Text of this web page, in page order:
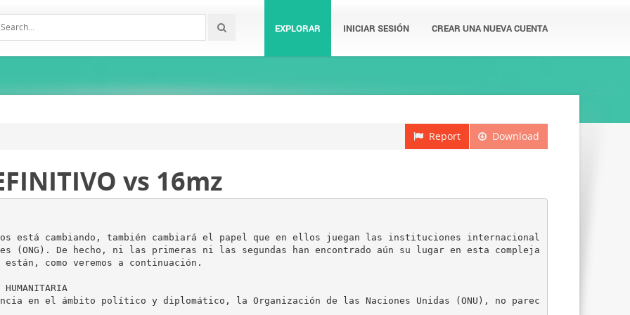
EXPLORAR INICIAR SESIÓN CREAR UNA NUEVA CUENTA
Download
Report
vs 16mz